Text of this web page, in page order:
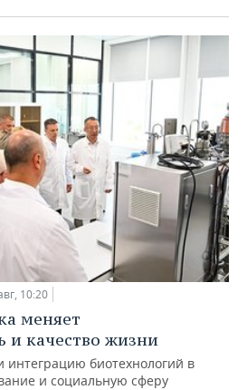
10:20
меняет
качество жизни
интеграцию биотехнологий в
и социальную сферу